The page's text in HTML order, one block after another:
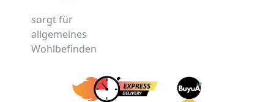
sorgt für
allgemeines
Wohlbefinden